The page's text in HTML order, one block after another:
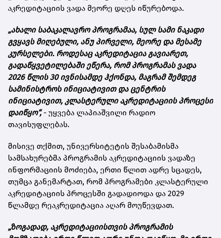
აკრედიტაციის ვადა მეორე დღეს იწურებოდა.
„ახალი საბაკალავრო პროგრამაა, სულ სამი ნაკადი
გვყავს მიღებული, ანუ პირველი, მეორე და მესამე
კურსელები. როდესაც აკრედიტაცია გავიარეთ,
გადაწყვეტილებაში ეწერა, რომ პროგრამას ვადა
2026 წლის 30 ივნისამდე ჰქონდა, მაგრამ შემდეგ
სამინისტროს ინიციატივით და ცენტრის
ინიციატივით, კლასტერული აკრედიტაციის პროცესი
დაიწყო“, - უყვება ლაპიაშვილი რადიო
თავისუფლებას.
მისივე თქმით, უნივერსიტეტის შესაბამისმა
სამსახურებმა პროგრამის აკრედიტაციის ვადაზე
ინფორმაციის მოძიება, ერთი წლით ადრე სცადეს,
თუმცა განემარტათ, რომ პროგრამები კლასტერული
აკრედიტაციის პროცესში გადადიოდა და 2029
წლამდე რეაკრედიტაცია აღარ მოუწევდათ.
„ზოგადად, აკრედიტაციისთვის პროგრამის